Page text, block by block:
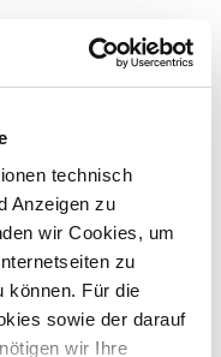
technisch
Anzeigen zu
wir Cookies, um
zu
können. Für die
sowie der darauf
wir Ihre
Budget für Ihre
Sie bzgl. Preismodellen